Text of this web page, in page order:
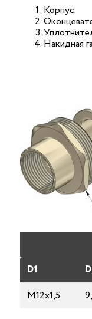
Корпус.
Накидная
D1
М12х1,5